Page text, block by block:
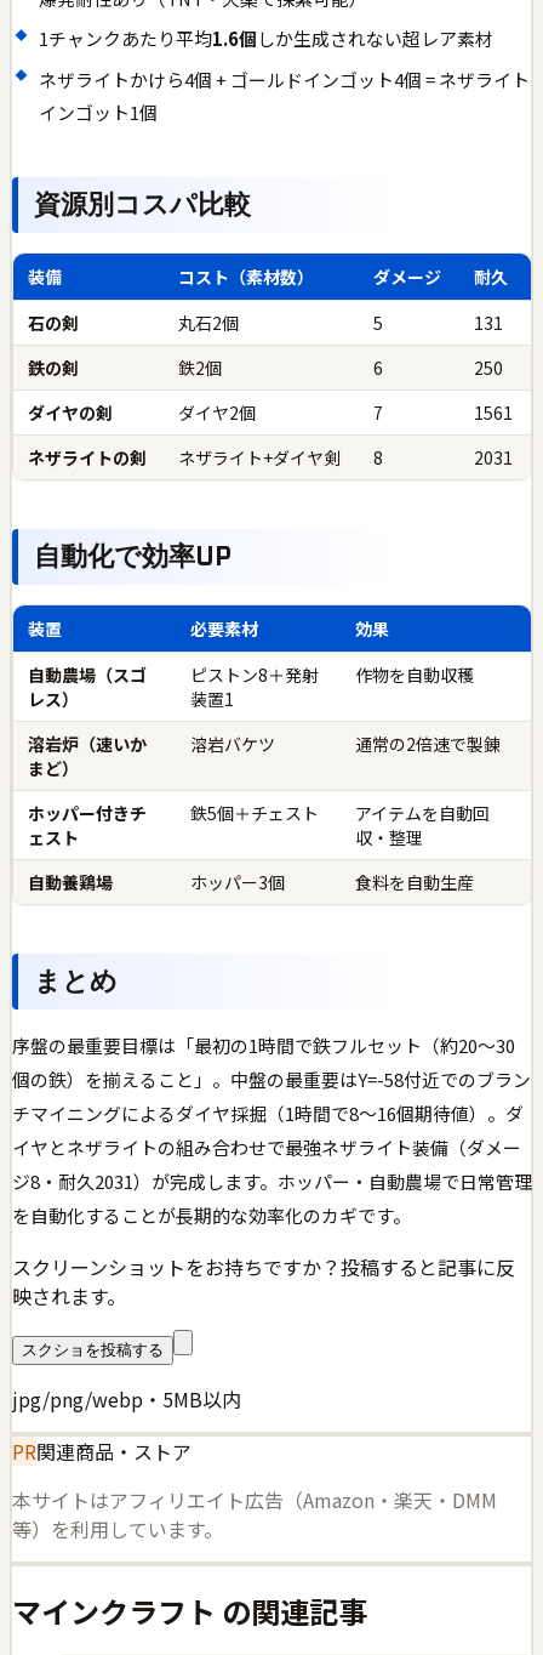
1チャンクあたり平均1.6個しか生成されない超レア素材
ネザライトかけら4個 + ゴールドインゴット4個 = ネザライト
インゴット1個
資源別コスパ比較
装備 コスト（素材数） ダメージ
耐久
石の剣
丸石2個 5
131
鉄の剣
鉄2個 6
250
ダイヤの剣
ダイヤ2個 7
1561
ネザライトの剣
ネザライト+ダイヤ剣 8 2031
自動化で効率UP
装置 必要素材
効果
自動農場（スゴ
レス）
ピストン8＋発射
装置1
作物を自動収穫
溶岩炉（速いか
まど）
溶岩バケツ 通常の2倍速で製錬
ホッパー付きチ
ェスト
鉄5個＋チェスト
アイテムを自動回
収・整理
自動養鶏場
ホッパー3個 食料を自動生産
まとめ
序盤の最重要目標は「最初の1時間で鉄フルセット（約20〜30
個の鉄）を揃えること」。中盤の最重要はY=-58付近でのブラン
チマイニングによるダイヤ採掘（1時間で8〜16個期待値）。ダ
イヤとネザライトの組み合わせで最強ネザライト装備（ダメー
ジ8・耐久2031）が完成します。ホッパー・自動農場で日常管理
を自動化することが長期的な効率化のカギです。
スクリーンショットをお持ちですか？投稿すると記事に反
映されます。
スクショを投稿する
jpg/png/webp・5MB以内
PR関連商品・ストア
本サイトはアフィリエイト広告（Amazon・楽天・DMM
等）を利用しています。
マインクラフト の関連記事